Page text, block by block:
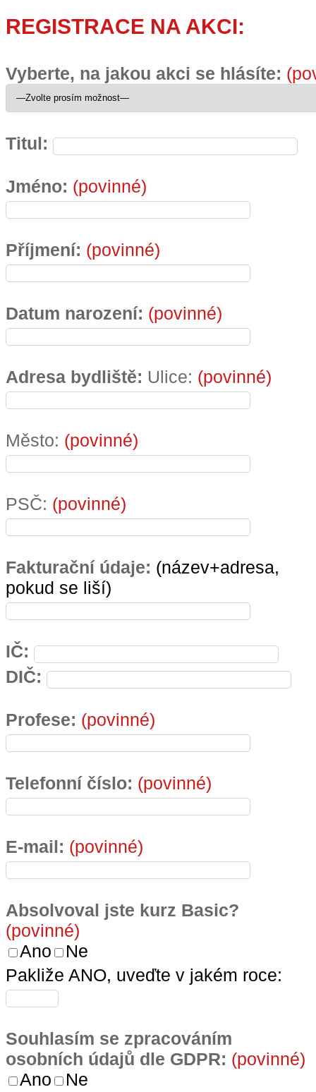
REGISTRACE NA AKCI:
Vyberte, na jakou akci se hlásíte:
Titul:
Jméno: (povinné)
Příjmení: (povinné)
Datum narození: (povinné)
Adresa bydliště: Ulice: (povinné)
Město: (povinné)
PSČ: (povinné)
Fakturační údaje: (název+adresa,
pokud se liší)
IČ:
DIČ:
Profese: (povinné)
Telefonní číslo: (povinné)
E-mail: (povinné)
Absolvoval jste kurz Basic?
(povinné)
Ano
Ne
Pakliže ANO, uveďte v jakém roce:
Souhlasím se zpracováním
osobních údajů dle GDPR: (povinné)
Ano
Ne